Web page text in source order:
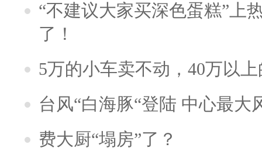
“不建议大家买深色蛋糕”上
了！
5万的小车卖不动，40万以
台风“白海豚“登陆 中心最大
费大厨“塌房”了？